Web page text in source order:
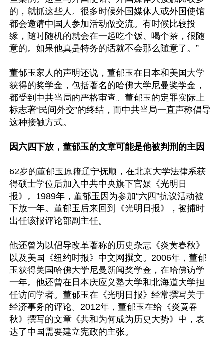
的，就抓这些人。很多时候外国媒体人或外国使馆
都会邀请中国人参加活动做交流。有时候比较投
缘，随时随机的就会在一起吃个饭、喝个茶，很随
意的。如果他真是特务的话就不会那么随意了。”
董郁玉家人的声明还说，董郁玉在日本和美国大学
获得的奖学金，包括著名的哈佛大学尼曼奖学金，
都受到中共当局的严格审查。董郁玉的定罪实际上
标志著“民间外交”的终结，而中共当局一直声称倡导
这种接触方式。
因六四下放，董郁玉的文章可能是他被判刑的主因
62岁的董郁玉原籍辽宁抚顺，在北京大学法律系获
得硕士学位后加入中共中央旗下官媒《光明日
报》。1989年，董郁玉因为参加“六四”抗议活动被
下放一年。董郁玉后来回到《光明日报》，被捕时
出任该报评论部副主任。
他还曾为以倡导改革著称的历史杂志《炎黄春秋》
以及美国《纽约时报》中文网撰文。2006年，董郁
玉获得美国哈佛大学尼曼新闻奖学金，在哈佛访学
一年。他还曾在日本庆应义塾大学和北海道大学担
任访问学者。董郁玉在《光明日报》经常撰写关于
经济事务的评论。2012年，董郁玉在给《炎黄春
秋》撰写的文章《共和为何成为历史大势》中，表
达了中国需要建立宪政的主张。